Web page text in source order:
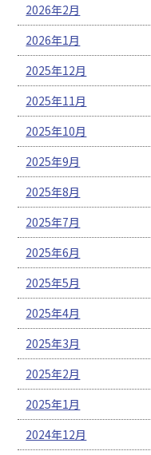
2026年2月
2026年1月
2025年12月
2025年11月
2025年10月
2025年9月
2025年8月
2025年7月
2025年6月
2025年5月
2025年4月
2025年3月
2025年2月
2025年1月
2024年12月